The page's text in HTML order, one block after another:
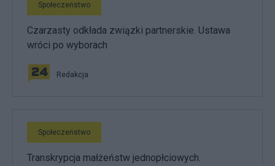
Społeczeństwo
Czarzasty odkłada związki partnerskie. Ustawa
wróci po wyborach
Redakcja
Społeczeństwo
Transkrypcja małżeństw jednopłciowych.